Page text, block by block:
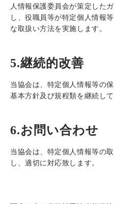
人情報保護委員会が策定した
し、役職員等が特定個人情報
な取扱い方法を実施します。
5.継続的改善
当協会は、特定個人情報等の
基本方針及び規程類を継続し
6.お問い合わせ
当協会は、特定個人情報等の
し、適切に対応致します。